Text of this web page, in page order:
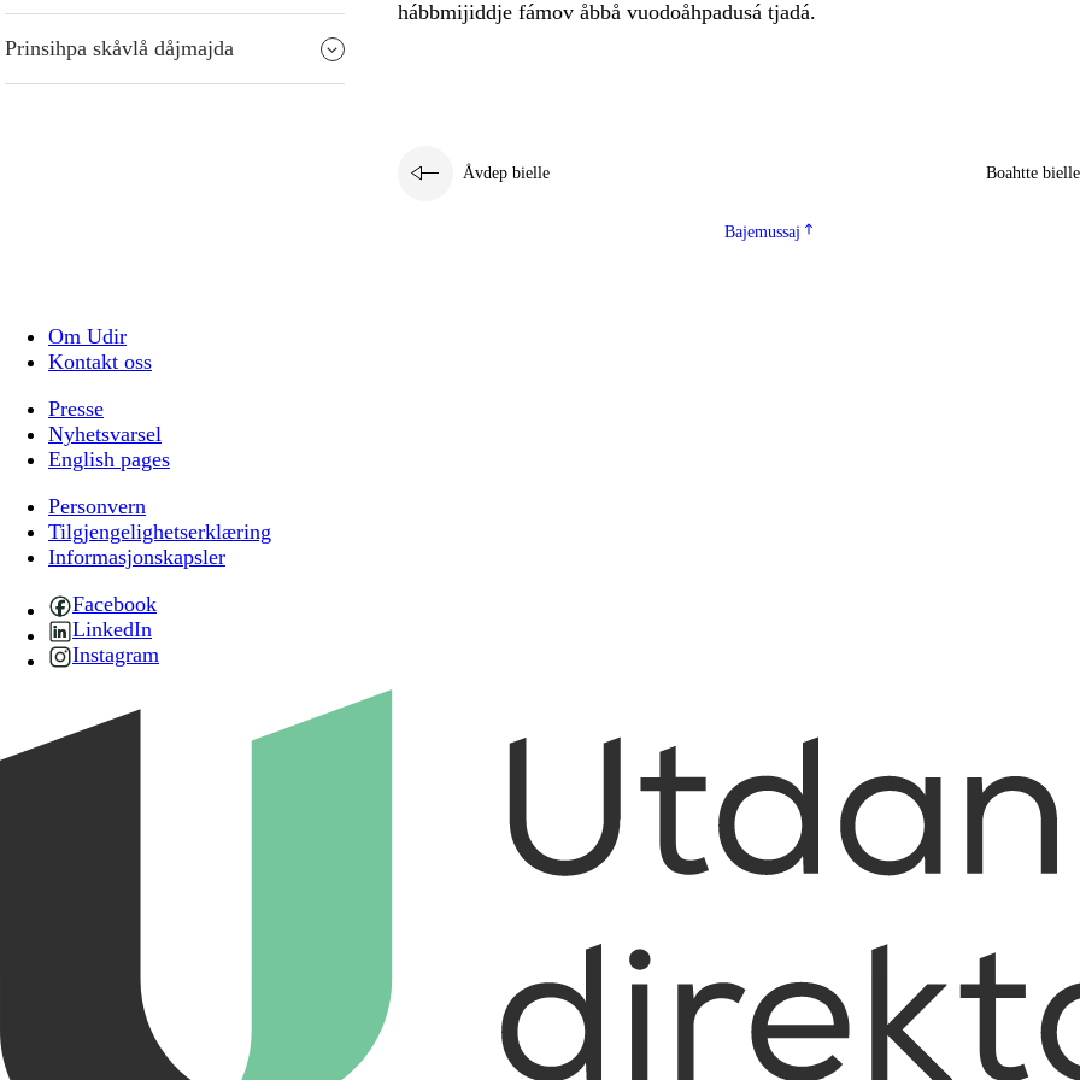
Prinsihpa skåvlå dåjmajda
hábbmijiddje fámov åbbå vuodoåhpadusá tjadá.
Åvdep bielle Boahtte bielle
Bajemussaj
Om Udir
Kontakt oss
Presse
Nyhetsvarsel
English pages
Personvern
Tilgjengelighetserklæring
Informasjonskapsler
Facebook
LinkedIn
Instagram